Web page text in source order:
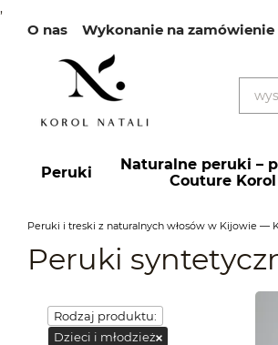
,
Przejdź do głównej treści
О nas Wykonanie na zamówienie
Peruki
Naturalne peruki –
Couture
Peruki i treski z naturalnych włosów w Kijowie —
Peruki
Rodzaj produktu:
Dzieci i młodzież